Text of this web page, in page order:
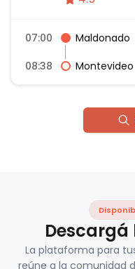
07:00
Maldonado
08:38
Montevideo
La plataforma para
reúne a la comunidad